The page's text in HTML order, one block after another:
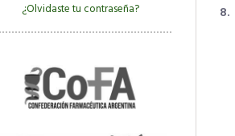
¿Olvidaste tu contraseña?